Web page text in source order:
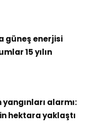
güneş enerjisi
15 yılın
alarmı:
hektara yaklaştı